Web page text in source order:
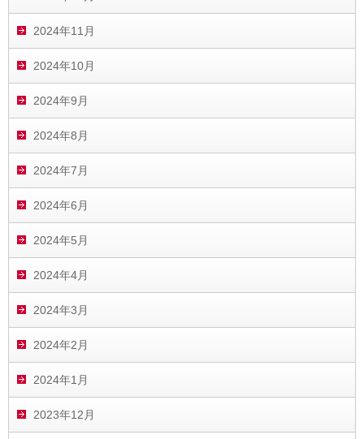
2024年11月
2024年10月
2024年9月
2024年8月
2024年7月
2024年6月
2024年5月
2024年4月
2024年3月
2024年2月
2024年1月
2023年12月